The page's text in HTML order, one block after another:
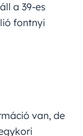
a 39-es
fontnyi
van, de